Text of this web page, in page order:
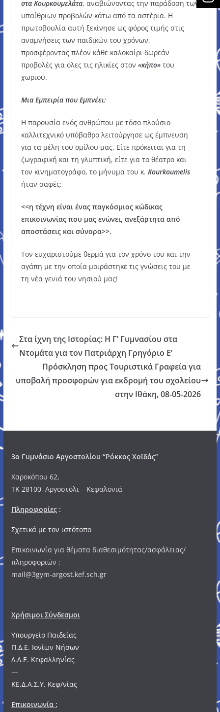
στα Κουρκουμελάτα, αναβιώνοντας την παράδοση των
υπαίθριων προβολών κάτω από τα αστέρια. Η
πρωτοβουλία αυτή ξεκίνησε ως φόρος τιμής στις
αναμνήσεις των παιδικών του χρόνων,
προσφέροντας πλέον κάθε καλοκαίρι δωρεάν
προβολές για όλες τις ηλικίες στον «κήπο»του
χωριού.
Μια Εμπειρία που Εμπνέει:
Η παρουσία ενός ανθρώπου με τόσο πλούσιο
καλλιτεχνικό υπόβαθρο λειτούργησε ως έμπνευση
για τα μέλη του ομίλου μας. Είτε πρόκειται για τη
ζωγραφική και τη γλυπτική, είτε για το θέατρο και
τον κινηματογράφο, το μήνυμα του κ. Kourkoumelis
ήταν σαφές:
<<η τέχνη είναι ένας παγκόσμιος κώδικας
επικοινωνίας που μας ενώνει, ανεξάρτητα από
αποστάσεις και σύνορα>>.
Τον ευχαριστούμε θερμά για τον χρόνο του και την
αγάπη με την οποία μοιράστηκε τις γνώσεις του με
τη νέα γενιά του νησιού μας!
Στα ίχνη της Ιστορίας: Η Γ’ Γυμνασίου στα
Ντομάτα για τον Πατριάρχη Γρηγόριο Ε’
Πρόσκληση προς Τουριστικά Γραφεία για
υποβολή προσφορών για εκδρομή του σχολείου
στην Ιθάκη, 08-05-2026
3o Γυμνάσιο Αργοστολίου “Ρόκκος Χοϊδάς”
Χαροκόπου 62,
ΤΚ 28100, Αργοστόλι – Κεφαλονιά
Πληροφορίες:
Σχετικά με τον ιστότοπο
Επικοινωνία για θέματα διαθεσιμότητας/ασφάλειας/
πληροφοριών :
mail@3gym-argost.kef.sch.gr
Χρήσιμοι Σύνδεσμοι
Υπουργείο Παιδείας
Π.Δ.Ε. Ιονίων Νήσων
Δ.Δ.Ε. Κεφαλληνίας
—
ΚΕ.Δ.Α.Σ.Υ. Κεφ/νίας
Επικοινωνία :